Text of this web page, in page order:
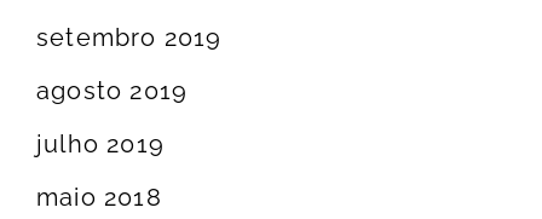
setembro 2019
agosto 2019
julho 2019
maio 2018